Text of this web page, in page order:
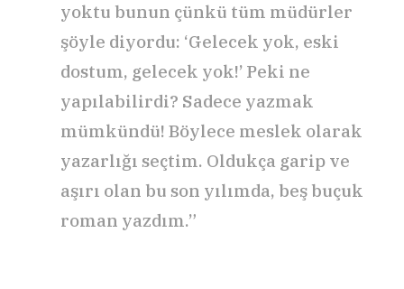
yoktu bunun çünkü tüm müdürler
şöyle diyordu: ‘Gelecek yok, eski
dostum, gelecek yok!’ Peki ne
yapılabilirdi? Sadece yazmak
mümkündü! Böylece meslek olarak
yazarlığı seçtim. Oldukça garip ve
aşırı olan bu son yılımda, beş buçuk
roman yazdım.”